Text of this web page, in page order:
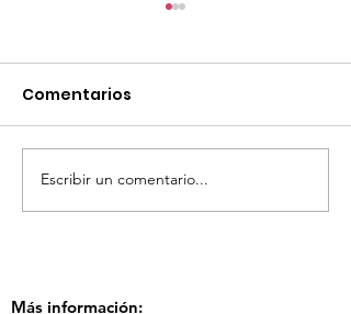
TourTravelynByFraveo
participó en la
Comentarios
Escribir un comentario...
Más información: